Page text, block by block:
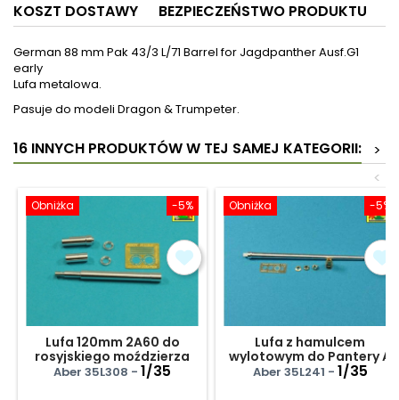
KOSZT DOSTAWY
BEZPIECZEŃSTWO PRODUKTU
German 88 mm Pak 43/3 L/71 Barrel for Jagdpanther Ausf.G1
early
Lufa metalowa.
Pasuje do modeli Dragon & Trumpeter.
16 INNYCH PRODUKTÓW W TEJ SAMEJ KATEGORII:
>
<
-5%
Obniżka
Lufa 120mm 2A60 do
rosyjskiego moździerza
2S23 Nona
Aber 35L308 - 1/35
-5%
Obniżka
Lufa z hamulcem
wylotowym do Pantery A
Aber 35L241 - 1/35